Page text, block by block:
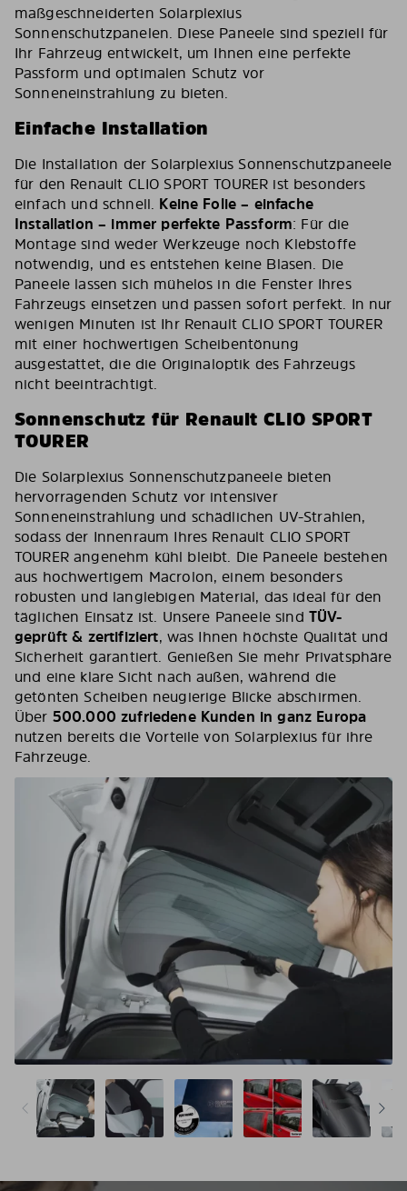
maßgeschneiderten Solarplexius
Sonnenschutzpanelen. Diese Paneele sind speziell für
Ihr Fahrzeug entwickelt, um Ihnen eine perfekte
Passform und optimalen Schutz vor
Sonneneinstrahlung zu bieten.
Einfache Installation
Die Installation der Solarplexius Sonnenschutzpaneele
für den Renault CLIO SPORT TOURER ist besonders
einfach und schnell. Keine Folie – einfache
Installation – immer perfekte Passform: Für die
Montage sind weder Werkzeuge noch Klebstoffe
notwendig, und es entstehen keine Blasen. Die
Paneele lassen sich mühelos in die Fenster Ihres
Fahrzeugs einsetzen und passen sofort perfekt. In nur
wenigen Minuten ist Ihr Renault CLIO SPORT TOURER
mit einer hochwertigen Scheibentönung
ausgestattet, die die Originaloptik des Fahrzeugs
nicht beeinträchtigt.
Sonnenschutz für Renault CLIO SPORT
TOURER
Die Solarplexius Sonnenschutzpaneele bieten
hervorragenden Schutz vor intensiver
Sonneneinstrahlung und schädlichen UV-Strahlen,
sodass der Innenraum Ihres Renault CLIO SPORT
TOURER angenehm kühl bleibt. Die Paneele bestehen
aus hochwertigem Macrolon, einem besonders
robusten und langlebigen Material, das ideal für den
täglichen Einsatz ist. Unsere Paneele sind TÜV-
geprüft & zertifiziert, was Ihnen höchste Qualität und
Sicherheit garantiert. Genießen Sie mehr Privatsphäre
und eine klare Sicht nach außen, während die
getönten Scheiben neugierige Blicke abschirmen.
Über 500.000 zufriedene Kunden in ganz Europa
nutzen bereits die Vorteile von Solarplexius für ihre
Fahrzeuge.